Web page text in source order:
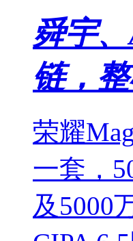
舜宇
链，
荣耀
一套，
及5000